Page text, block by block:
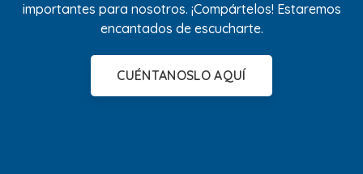
importantes para nosotros. ¡Compártelos! Estaremos
encantados de escucharte.
CUÉNTANOSLO AQUÍ